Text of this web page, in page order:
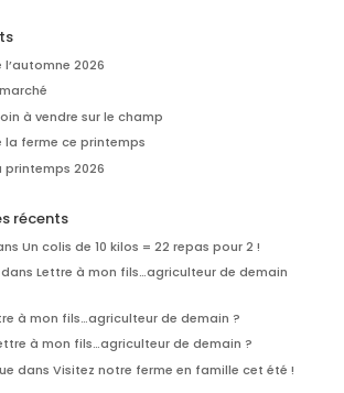
2026
à vendre sur le champ
la ferme ce printemps
printemps 2026
récents
Un colis de 10 kilos = 22 repas pour 2 !
dans Lettre à mon fils…agriculteur de demain
à mon fils…agriculteur de demain ?
à mon fils…agriculteur de demain ?
dans Visitez notre ferme en famille cet été !